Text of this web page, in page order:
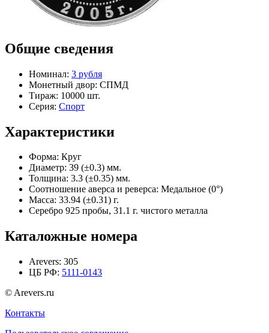
Общие сведения
Номинал: 3 рубля
Монетный двор: СПМД
Тираж: 10000 шт.
Серия: Спорт
Характеристики
Форма: Круг
Диаметр: 39 (±0.3) мм.
Толщина: 3.3 (±0.35) мм.
Соотношение аверса и реверса: Медальное (0°)
Масса: 33.94 (±0.31) г.
Серебро 925 пробы, 31.1 г. чистого металла
Каталожные номера
Arevers: 305
ЦБ РФ: 5111-0143
© Arevers.ru
Контакты